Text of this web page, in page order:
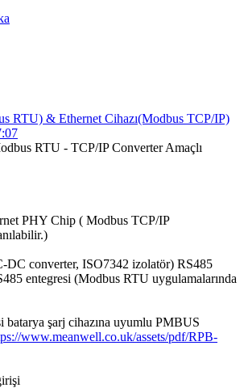
RTU) & Ethernet Cihazı(Modbus TCP/IP)
RTU - TCP/IP Converter Amaçlı
PHY Chip ( Modbus TCP/IP
converter, ISO7342 izolatör) RS485
entegresi (Modbus RTU uygulamalarında
şarj cihazına uyumlu PMBUS
www.meanwell.co.uk/assets/pdf/RPB-